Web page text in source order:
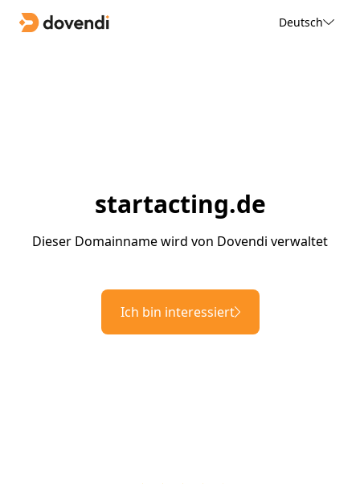
Deutsch
startacting.de
Dieser Domainname wird von Dovendi verwaltet
Ich bin interessiert